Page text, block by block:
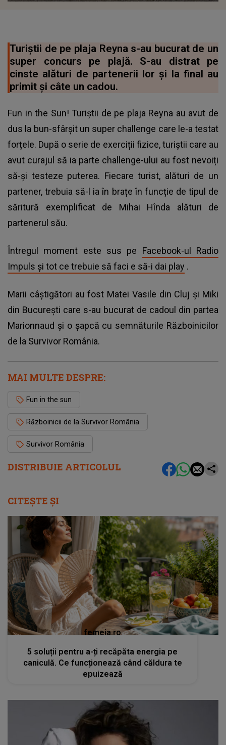
DISTRIBUIE ARTICOLUL
Turiştii de pe plaja Reyna s-au bucurat de un
super concurs pe plajă. S-au distrat pe
cinste alături de partenerii lor și la final au
primit și câte un cadou.
Fun in the Sun! Turiștii de pe plaja Reyna au avut de
dus la bun-sfârșit un super challenge care le-a testat
forțele. După o serie de exerciții fizice, turiștii care au
avut curajul să ia parte challenge-ului au fost nevoiți
să-și testeze puterea. Fiecare turist, alături de un
partener, trebuia să-l ia în brațe în funcție de tipul de
săritură exemplificat de Mihai Hînda alături de
partenerul său.
Întregul moment este sus pe Facebook-ul Radio
Impuls și tot ce trebuie să faci e să-i dai play .
Marii câștigători au fost Matei Vasile din Cluj și Miki
din București care s-au bucurat de cadoul din partea
Marionnaud și o șapcă cu semnăturile Războinicilor
de la Survivor România.
MAI MULTE DESPRE:
Fun in the sun
Războinicii de la Survivor România
Survivor România
CITEȘTE ȘI
femeia.ro
5 soluții pentru a-ți recăpăta energia pe
caniculă. Ce funcționează când căldura te
epuizează